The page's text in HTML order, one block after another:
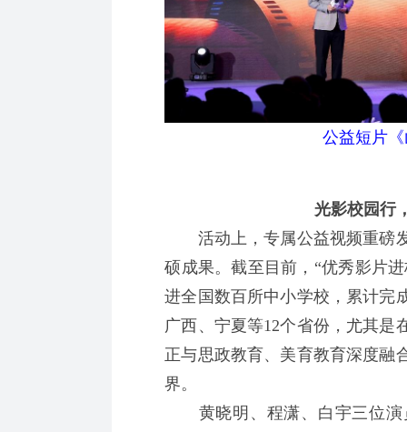
公益短片
光影校园行
活动上，专属公益视频重磅发
硕成果。截至目前，“优秀影片
进全国数百所中小学校，累计完
广西、宁夏等12个省份，尤其是
正与思政教育、美育教育深度融
界。
黄晓明、程潇、白宇三位演